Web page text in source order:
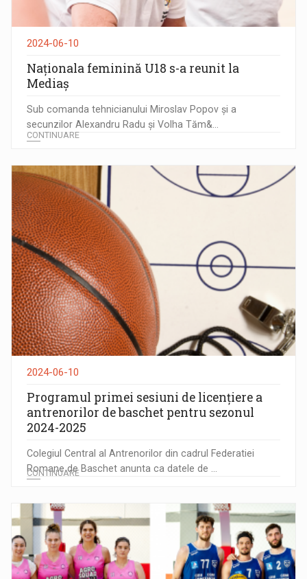
2024-06-10
Naționala feminină U18 s-a reunit la
Mediaș
Sub comanda tehnicianului Miroslav Popov și a
secunzilor Alexandru Radu și Volha Tăm&...
CONTINUARE
2024-06-10
Programul primei sesiuni de licențiere a
antrenorilor de baschet pentru sezonul
2024-2025
Colegiul Central al Antrenorilor din cadrul Federatiei
Romane de Baschet anunta ca datele de ...
CONTINUARE